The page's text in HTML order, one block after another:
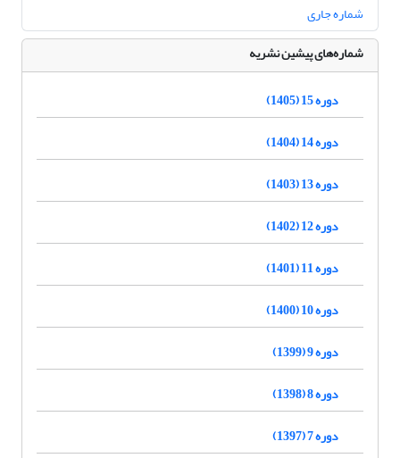
شماره جاری
شماره‌های پیشین نشریه
دوره 15 (1405)
دوره 14 (1404)
دوره 13 (1403)
دوره 12 (1402)
دوره 11 (1401)
دوره 10 (1400)
دوره 9 (1399)
دوره 8 (1398)
دوره 7 (1397)